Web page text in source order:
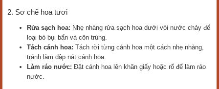
2. Sơ chế hoa tươi
Rửa sạch hoa: Nhẹ nhàng rửa sạch hoa dưới vòi nước chảy để
loại bỏ bụi bẩn và côn trùng.
Tách cánh hoa: Tách rời từng cánh hoa một cách nhẹ nhàng,
tránh làm dập nát cánh hoa.
Làm ráo nước: Đặt cánh hoa lên khăn giấy hoặc rổ để làm ráo
nước.